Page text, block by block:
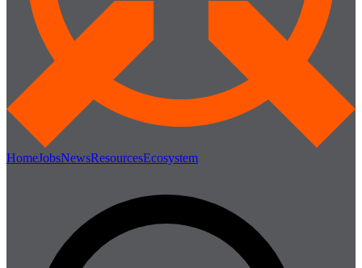
HomeJobsNewsResourcesEcosystem